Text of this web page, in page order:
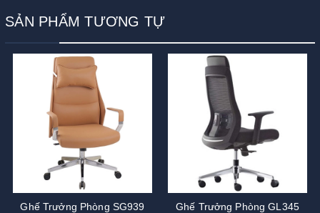
SẢN PHẨM TƯƠNG TỰ
Ghế Trưởng Phòng SG939 Ghế Trưởng Phòng GL345